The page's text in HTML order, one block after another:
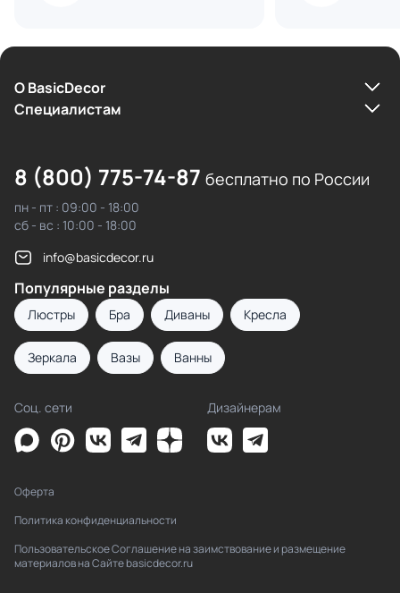
О BasicDecor
Cпециалистам
8 (800) 775-74-87 бесплатно по России
пн - пт : 09:00 - 18:00
сб - вс : 10:00 - 18:00
info@basicdecor.ru
Популярные разделы
Люстры Бра Диваны Кресла
Зеркала Вазы Ванны
Соц. сети Дизайнерам
Оферта
Политика конфиденциальности
Пользовательское Соглашение на заимствование и размещение
материалов на Сайте basicdecor.ru